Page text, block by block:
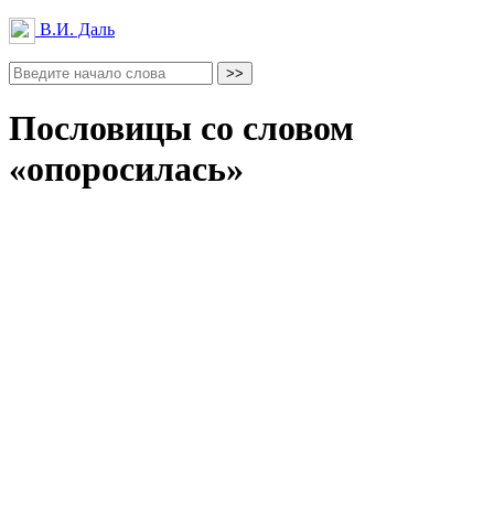
В.И. Даль
Пословицы со словом
«опоросилась»